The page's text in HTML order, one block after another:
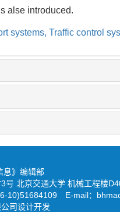
alse introduced.
systems, Traffic control
息》编辑部
号 北京交通大学 机械工程楼
10)51684109 E-mail：
司设计开发